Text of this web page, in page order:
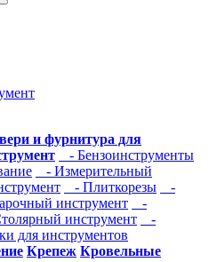
и фурнитура для
- Бензоинструменты
- Измерительный
- Плиткорезы
-
инструмент
-
инструмент
-
для инструментов
Крепеж Кровельные